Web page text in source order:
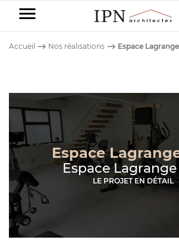
-
NOS
DOMAINES
DE
COMPÉTENCE
CONSTRUCTION
DE MAISON
Entreprises
NOS
DOMAINES
DE
COMPÉTENCE
COMMERCE
Nos
réalisations
Avant/Après
Accueil ⟶ Nos réalisations ⟶ Espace
Espace
Espace Lagrange
LE PROJET EN DÉTAIL